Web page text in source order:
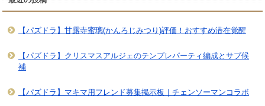
【パズドラ】甘露寺蜜璃(かんろじみつり)評価！おすすめ潜在覚醒
【パズドラ】クリスマスアルジェのテンプレパーティ編成とサブ候
補
【パズドラ】マキマ用フレンド募集掲示板｜チェンソーマンコラボ